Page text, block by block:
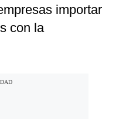
importar
con la